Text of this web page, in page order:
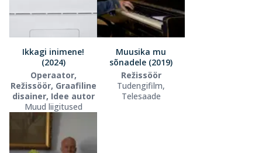
Ikkagi inimene!
(2024)
Operaator,
Režissöör, Graafiline
disainer, Idee autor
Muud liigitused
Muusika mu
sõnadele (2019)
Režissöör
Tudengifilm,
Telesaade